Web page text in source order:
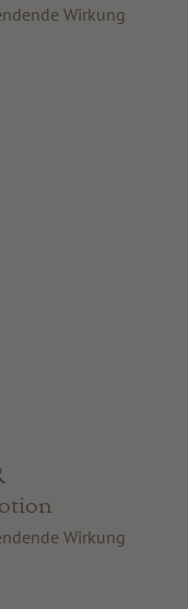
Wirkung
Wirkung